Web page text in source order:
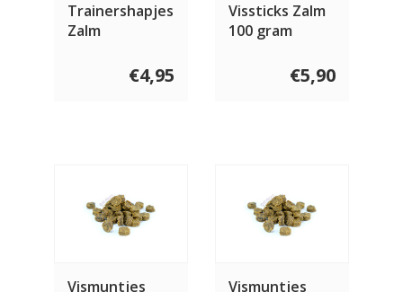
Trainershapjes
Zalm
€4,95
Vissticks Zalm
100 gram
€5,90
Vismuntjes Vismuntjes